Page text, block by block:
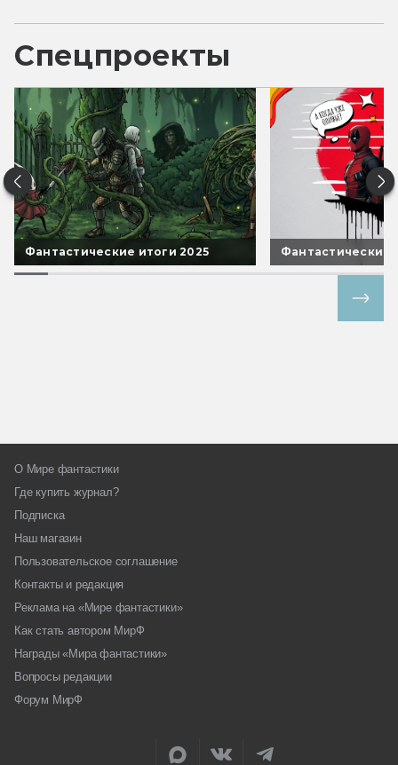
Спецпроекты
Фантастические итоги 2025 Фантастические
О Мире фантастики
Где купить журнал?
Подписка
Наш магазин
Пользовательское соглашение
Контакты и редакция
Реклама на «Мире фантастики»
Как стать автором МирФ
Награды «Мира фантастики»
Вопросы редакции
Форум МирФ